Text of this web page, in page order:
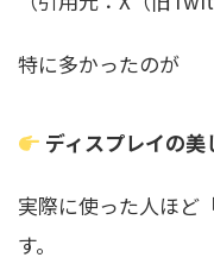
特に多かったのが
ディスプレイの
実際に使った人ほど
す。